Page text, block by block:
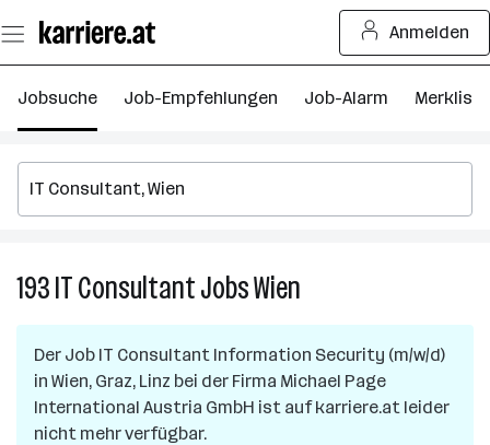
Seiteninhalt
springen
Anmelden
Jobsuche Job-Empfehlungen Job-Alarm Merkliste
193IT ConsultantJobsWien
Jobs
in
Wien
Der Job IT Consultant Information Security (m/w/d)
in Wien, Graz, Linz bei der Firma Michael Page
International Austria GmbH ist auf karriere.at leider
nicht mehr verfügbar.